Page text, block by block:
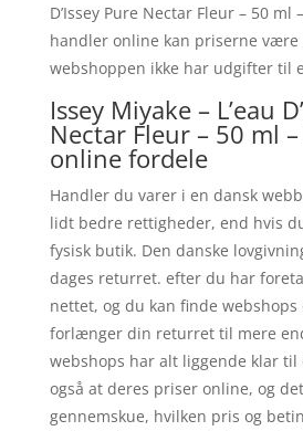
D’Issey Pure Nectar Fleur – 50 ml
handler online kan priserne være
webshoppen ikke har udgifter til
Issey Miyake – L’eau
Nectar Fleur – 50 ml
online fordele
Handler du varer i en dansk
lidt bedre rettigheder, end hvis
fysisk butik. Den danske
dages returret. efter du har
nettet, og du kan finde
forlænger din returret til mere
webshops har alt liggende klar
også at deres priser online, og
gennemskue, hvilken pris og